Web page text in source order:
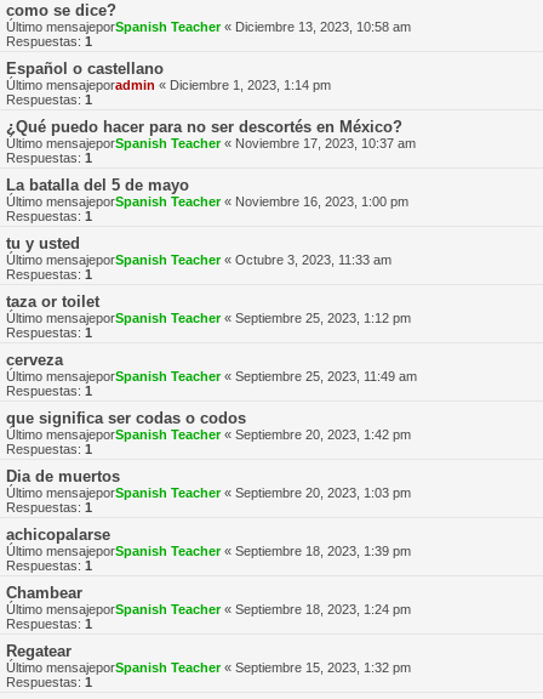
como se dice?
Último mensajeporSpanish Teacher« Diciembre 13, 2023, 10:58 am
Respuestas: 1
Español o castellano
Último mensajeporadmin « Diciembre 1, 2023, 1:14 pm
Respuestas: 1
¿Qué puedo hacer para no ser descortés en México?
Último mensajeporSpanish Teacher« Noviembre 17, 2023, 10:37 am
Respuestas: 1
La batalla del 5 de mayo
Último mensajeporSpanish Teacher« Noviembre 16, 2023, 1:00 pm
Respuestas: 1
tu y usted
Último mensajeporSpanish Teacher« Octubre 3, 2023, 11:33 am
Respuestas: 1
taza or toilet
Último mensajeporSpanish Teacher« Septiembre 25, 2023, 1:12 pm
Respuestas: 1
cerveza
Último mensajeporSpanish Teacher« Septiembre 25, 2023, 11:49 am
Respuestas: 1
que significa ser codas o codos
Último mensajeporSpanish Teacher« Septiembre 20, 2023, 1:42 pm
Respuestas: 1
Dia de muertos
Último mensajeporSpanish Teacher« Septiembre 20, 2023, 1:03 pm
Respuestas: 1
achicopalarse
Último mensajeporSpanish Teacher« Septiembre 18, 2023, 1:39 pm
Respuestas: 1
Chambear
Último mensajeporSpanish Teacher« Septiembre 18, 2023, 1:24 pm
Respuestas: 1
Regatear
Último mensajeporSpanish Teacher« Septiembre 15, 2023, 1:32 pm
Respuestas: 1